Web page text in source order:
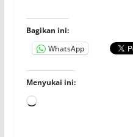
Bagikan ini:
WhatsApp
Menyukai ini:
Memuat...